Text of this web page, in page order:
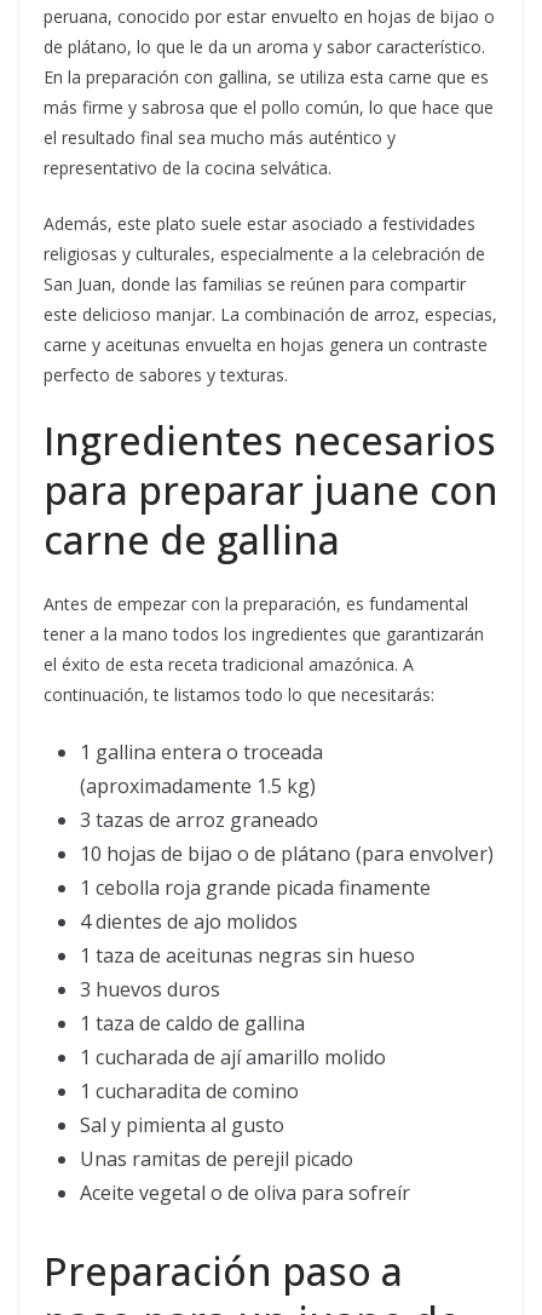
peruana, conocido por estar envuelto en hojas de bijao o
de plátano, lo que le da un aroma y sabor característico.
En la preparación con gallina, se utiliza esta carne que es
más firme y sabrosa que el pollo común, lo que hace que
el resultado final sea mucho más auténtico y
representativo de la cocina selvática.
Además, este plato suele estar asociado a festividades
religiosas y culturales, especialmente a la celebración de
San Juan, donde las familias se reúnen para compartir
este delicioso manjar. La combinación de arroz, especias,
carne y aceitunas envuelta en hojas genera un contraste
perfecto de sabores y texturas.
Ingredientes necesarios
para preparar juane con
carne de gallina
Antes de empezar con la preparación, es fundamental
tener a la mano todos los ingredientes que garantizarán
el éxito de esta receta tradicional amazónica. A
continuación, te listamos todo lo que necesitarás:
1 gallina entera o troceada
(aproximadamente 1.5 kg)
3 tazas de arroz graneado
10 hojas de bijao o de plátano (para envolver)
1 cebolla roja grande picada finamente
4 dientes de ajo molidos
1 taza de aceitunas negras sin hueso
3 huevos duros
1 taza de caldo de gallina
1 cucharada de ají amarillo molido
1 cucharadita de comino
Sal y pimienta al gusto
Unas ramitas de perejil picado
Aceite vegetal o de oliva para sofreír
Preparación paso a